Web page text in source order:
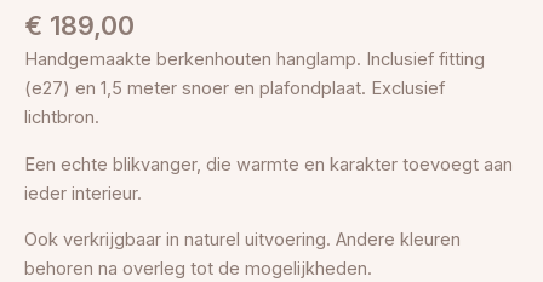
€ 189,00
Handgemaakte berkenhouten hanglamp. Inclusief fitting
(e27) en 1,5 meter snoer en plafondplaat. Exclusief
lichtbron.
Een echte blikvanger, die warmte en karakter toevoegt aan
ieder interieur.
Ook verkrijgbaar in naturel uitvoering. Andere kleuren
behoren na overleg tot de mogelijkheden.